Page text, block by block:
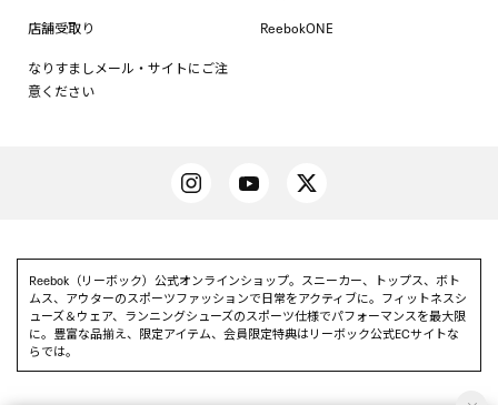
店舗受取り
なりすましメール・サイトにご注
意ください
ReebokONE
Reebok（リーボック）公式オンラインショップ。スニーカー、トップス、ボト
ムス、アウターのスポーツファッションで日常をアクティブに。フィットネスシ
ューズ＆ウェア、ランニングシューズのスポーツ仕様でパフォーマンスを最大限
に。豊富な品揃え、限定アイテム、会員限定特典はリーボック公式ECサイトな
らでは。